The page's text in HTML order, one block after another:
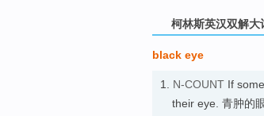
柯林斯英汉双解大
black eye
1. N-COUNT If
their eye. 青肿的